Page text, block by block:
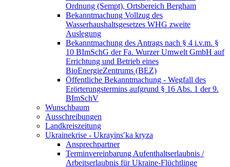
Ordnung (Sempt), Ortsbereich Bergham
Bekanntmachung Vollzug des
Wasserhaushaltsgesetzes WHG zweite
Auslegung
Bekanntmachung des Antrags nach § 4 i.v.m. §
10 BImSchG der Fa. Wurzer Umwelt GmbH auf
Errichtung und Betrieb eines
BioEnergieZentrums (BEZ)
Öffentliche Bekanntmachung - Wegfall des
Erörterungstermins aufgrund § 16 Abs. 1 der 9.
BImSchV
Wunschbaum
Ausschreibungen
Landkreiszeitung
Ukrainekrise - Ukrayinsʹka kryza
Ansprechpartner
Terminvereinbarung Aufenthaltserlaubnis /
Arbeitserlaubnis für Ukraine-Flüchtlinge